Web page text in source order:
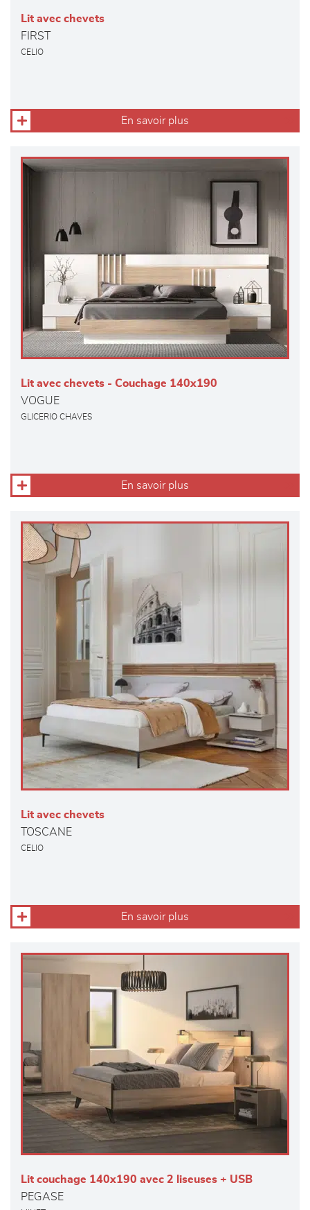
Lit avec chevets
FIRST
CELIO
En savoir plus
Lit avec chevets - Couchage 140x190
VOGUE
GLICERIO CHAVES
En savoir plus
Lit avec chevets
TOSCANE
CELIO
En savoir plus
Lit couchage 140x190 avec 2 liseuses + USB
PEGASE